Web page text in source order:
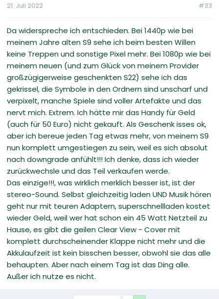
21. Juli 2022 #33
Da widerspreche ich entschieden. Bei 1440p wie bei
meinem Jahre alten S9 sehe ich beim besten Willen
keine Treppen und sonstige Pixel mehr. Bei 1080p wie bei
meinem neuen (und zum Glück von meinem Provider
großzügigerweise geschenkten S22) sehe ich das
gekrissel, die Symbole in den Ordnern sind unscharf und
verpixelt, manche Spiele sind voller Artefakte und das
nervt mich. Extrem. Ich hätte mir das Handy für Geld
(auch für 50 Euro) nicht gekauft. Als Geschenk isses ok,
aber ich bereue jeden Tag etwas mehr, von meinem S9
nun komplett umgestiegen zu sein, weil es sich absolut
nach downgrade anfühlt!!! Ich denke, dass ich wieder
zurückwechsle und das Teil verkaufen werde.
Das einzige!!!, was wirklich merklich besser ist, ist der
stereo-Sound. Selbst gleichzeitig laden UND Musik hören
geht nur mit teuren Adaptern, superschnellladen kostet
wieder Geld, weil wer hat schon ein 45 Watt Netzteil zu
Hause, es gibt die geilen Clear View - Cover mit
komplett durchscheinender Klappe nicht mehr und die
Akkulaufzeit ist kein bisschen besser, obwohl sie das alle
behaupten. Aber nach einem Tag ist das Ding alle.
Außer ich nutze es nicht.